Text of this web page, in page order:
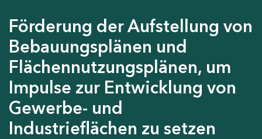
Förderung der Aufstellung von
Bebauungsplänen und
Flächennutzungsplänen, um
Impulse zur Entwicklung von
Gewerbe- und
Industrieflächen zu setzen